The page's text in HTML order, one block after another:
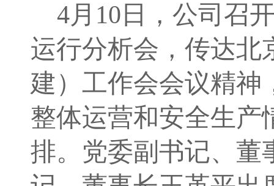
4月10日，公司召
运行分析会，传达北
建）工作会会议精神
整体运营和安全生产
排。 党委副书记、董